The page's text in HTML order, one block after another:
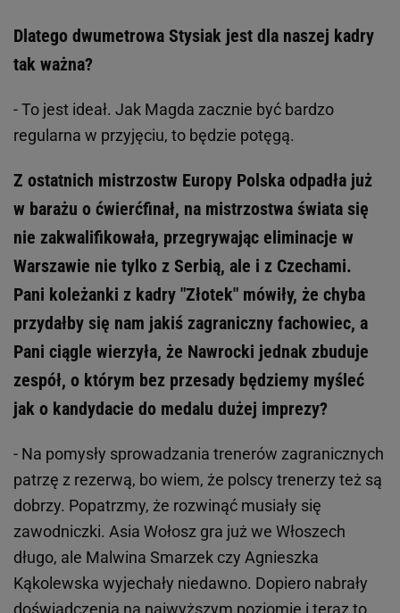
Dlatego dwumetrowa Stysiak jest dla naszej kadry
tak ważna?
- To jest ideał. Jak Magda zacznie być bardzo
regularna w przyjęciu, to będzie potęgą.
Z ostatnich mistrzostw Europy Polska odpadła już
w barażu o ćwierćfinał, na mistrzostwa świata się
nie zakwalifikowała, przegrywając eliminacje w
Warszawie nie tylko z Serbią, ale i z Czechami.
Pani koleżanki z kadry "Złotek" mówiły, że chyba
przydałby się nam jakiś zagraniczny fachowiec, a
Pani ciągle wierzyła, że Nawrocki jednak zbuduje
zespół, o którym bez przesady będziemy myśleć
jak o kandydacie do medalu dużej imprezy?
- Na pomysły sprowadzania trenerów zagranicznych
patrzę z rezerwą, bo wiem, że polscy trenerzy też są
dobrzy. Popatrzmy, że rozwinąć musiały się
zawodniczki. Asia Wołosz gra już we Włoszech
długo, ale Malwina Smarzek czy Agnieszka
Kąkolewska wyjechały niedawno. Dopiero nabrały
doświadczenia na najwyższym poziomie i teraz to